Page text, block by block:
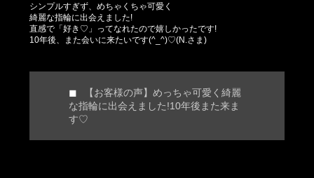
シンプルすぎず、めちゃくちゃ可愛く
綺麗な指輪に出会えました!
直感で「好き♡」ってなれたので嬉しかったです!
10年後、また会いに来たいです(^_^)♡(N.さま)
【お客様の声】めっちゃ可愛く綺麗
な指輪に出会えました!10年後また来ま
す♡